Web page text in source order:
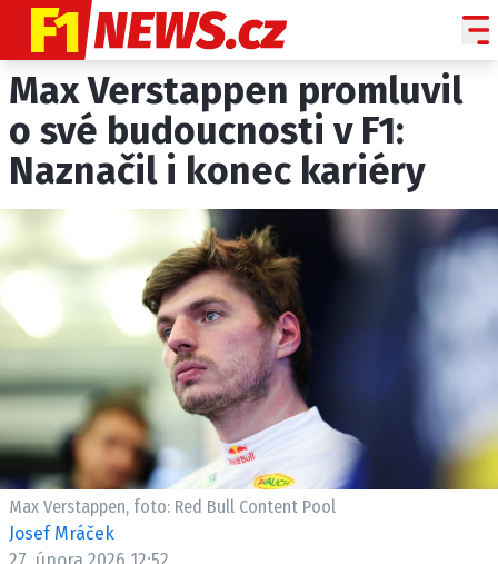
NOVINKY
GRAND PRIX
PADDOCK LINE
HISTORIE GP
PROFILY JEZDCŮ
PROFILY TÝMŮ
ROZHOVORY
OSTATNÍ
SLEDUJTE NÁS NA
ETICKÝ KODEX
Max Verstappen promluvil
o své budoucnosti v F1:
Naznačil i konec kariéry
Max Verstappen, foto: Red Bull Content Pool
Josef Mráček